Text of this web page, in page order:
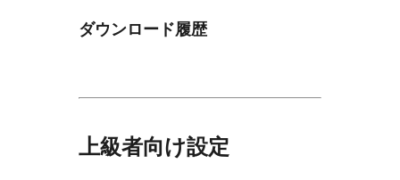
ダウンロード履歴
上級者向け設定